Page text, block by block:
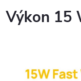
Výkon 15